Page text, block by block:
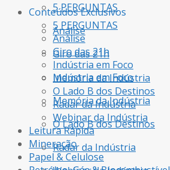
5 PERGUNTAS
Análise
Giro das 21h
Indústria em Foco
Memória da Indústria
O Lado B dos Destinos
Radar da Indústria
Conteúdos Exclusivos
5 PERGUNTAS
Análise
Giro das 21h
Indústria em Foco
Memória da Indústria
O Lado B dos Destinos
Radar da Indústria
Webinar da Indústria
Leitura Rápida
Mineração
Papel & Celulose